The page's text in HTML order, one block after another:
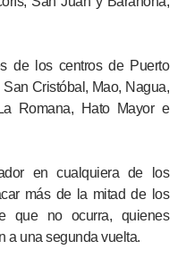
de los centros de Puerto
Cristóbal, Mao, Nagua,
Romana, Hato Mayor e
en cualquiera de los
más de la mitad de los
que no ocurra, quienes
a una segunda vuelta.